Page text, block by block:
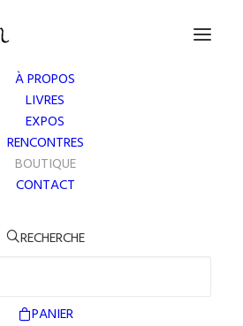
À PROPOS
LIVRES
EXPOS
RENCONTRES
BOUTIQUE
CONTACT
RECHERCHE
PANIER
gravures, images originales et
en tirage limité disponibles